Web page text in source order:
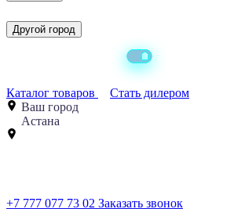
Другой город
Каталог товаров
Стать дилером
Ваш город
Астана
+7 777 077 73 02 Заказать звонок